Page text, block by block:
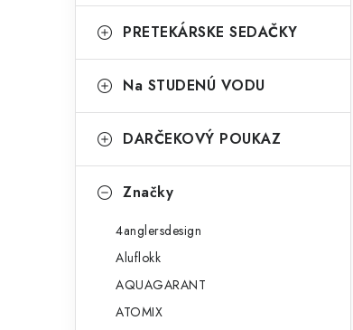
PRETEKÁRSKE SEDAČKY
Na STUDENÚ VODU
DARČEKOVÝ POUKAZ
Značky
4anglersdesign
Aluflokk
AQUAGARANT
ATOMIX